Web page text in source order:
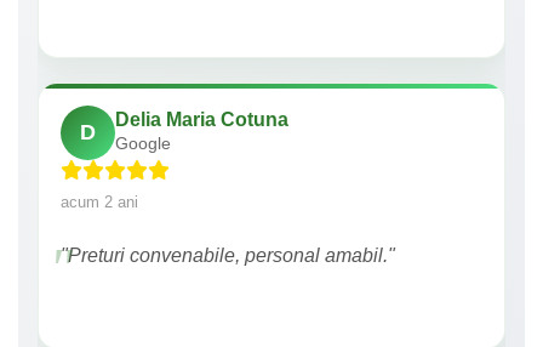
D
Delia Maria Cotuna
Google
acum 2 ani
"Preturi convenabile, personal amabil."